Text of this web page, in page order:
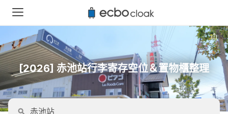
[2026] 赤池站行李寄存空位＆置物櫃整理